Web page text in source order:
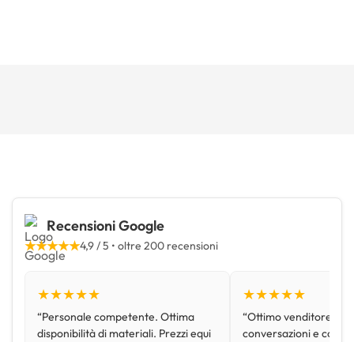
Recensioni Google
★★★★★4,9 / 5 • oltre 200 recensioni
★★★★★
“Personale competente. Ottima
disponibilità di materiali. Prezzi equi
★★★★★
“Ottimo venditore,
conversazioni e con